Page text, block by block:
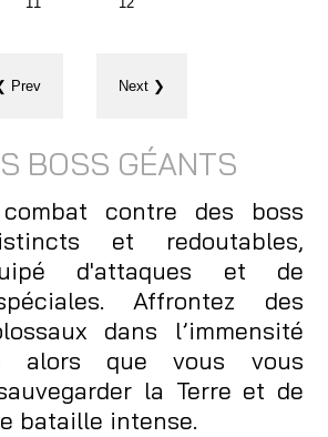
Prev Next ❯
BOSS GÉANTS
contre des boss
et redoutables,
d'attaques et de
Affrontez des
dans l’immensité
alors que vous vous
la Terre et de
bataille intense.